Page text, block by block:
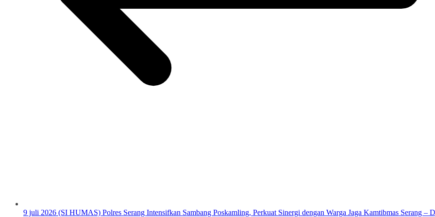
9 juli 2026 (SI HUMAS) Polres Serang Intensifkan Sambang Poskamling, Perkuat Sinergi dengan Warga Jaga Kamtibmas Serang –